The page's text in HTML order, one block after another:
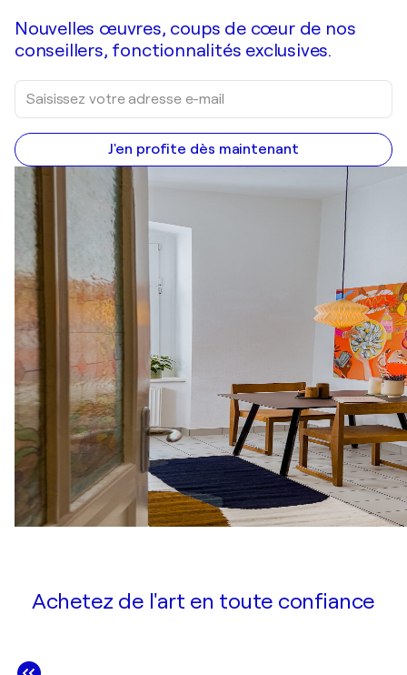
Nouvelles œuvres, coups de cœur de nos
conseillers, fonctionnalités exclusives.
J'en profite dès maintenant
Achetez de l'art en toute confiance